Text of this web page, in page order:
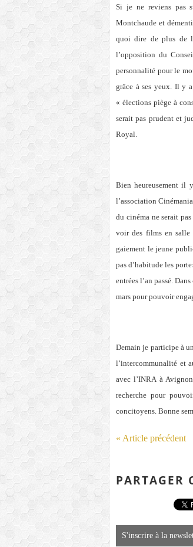
Si je ne reviens pas
Montchaude et
quoi dire de plus de
l’opposition du
personnalité pour le
grâce à ses yeux. Il y
« élections piège à
serait pas prudent et
Royal.
Bien heureusement il
l’association
du cinéma ne serait
voir des films en
gaiement le jeune
pas d’habitude les
entrées l’an passé.
mars pour pouvoir
Demain je participe à
l’intercommunalité et
avec l’INRA à
recherche pour
concitoyens. Bonne
« Article précédent
PARTAGER
S'inscrire à la